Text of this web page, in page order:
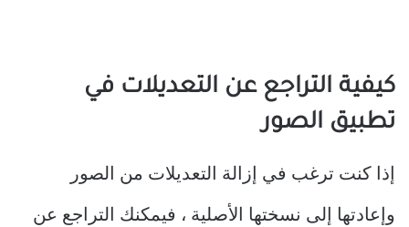
كيفية التراجع عن التعديلات في
تطبيق الصور
إذا كنت ترغب في إزالة التعديلات من الصور
وإعادتها إلى نسختها الأصلية ، فيمكنك التراجع عن